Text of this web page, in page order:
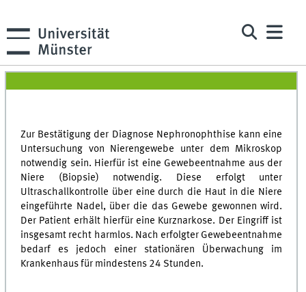
Zur Bestätigung der Diagnose Nephronophthise kann eine
Untersuchung von Nierengewebe unter dem Mikroskop
notwendig sein. Hierfür ist eine Gewebeentnahme aus der
Niere (Biopsie) notwendig. Diese erfolgt unter
Ultraschallkontrolle über eine durch die Haut in die Niere
eingeführte Nadel, über die das Gewebe gewonnen wird.
Der Patient erhält hierfür eine Kurznarkose. Der Eingriff ist
insgesamt recht harmlos. Nach erfolgter Gewebeentnahme
bedarf es jedoch einer stationären Überwachung im
Krankenhaus für mindestens 24 Stunden.